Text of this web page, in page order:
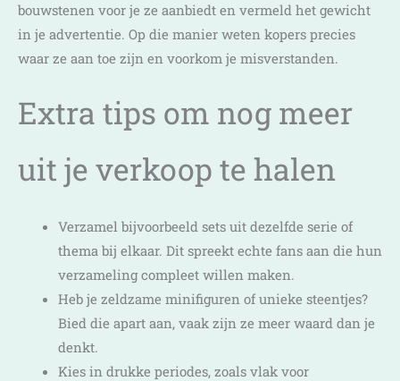
bouwstenen voor je ze aanbiedt en vermeld het gewicht
in je advertentie. Op die manier weten kopers precies
waar ze aan toe zijn en voorkom je misverstanden.
Extra tips om nog meer
uit je verkoop te halen
Verzamel bijvoorbeeld sets uit dezelfde serie of
thema bij elkaar. Dit spreekt echte fans aan die hun
verzameling compleet willen maken.
Heb je zeldzame minifiguren of unieke steentjes?
Bied die apart aan, vaak zijn ze meer waard dan je
denkt.
Kies in drukke periodes, zoals vlak voor